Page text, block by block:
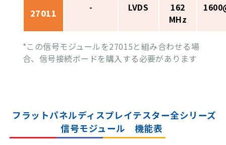
27011 - LVDS
162
MHz
*この信号モジュールを27015と組み合わせる場
合、信号接続ボードを購入する必要があります
フラットパネルディスプレイテスター全シリーズ
信号モジュール 機能表